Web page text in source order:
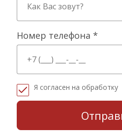
Номер телефона *
Я согласен на обработку